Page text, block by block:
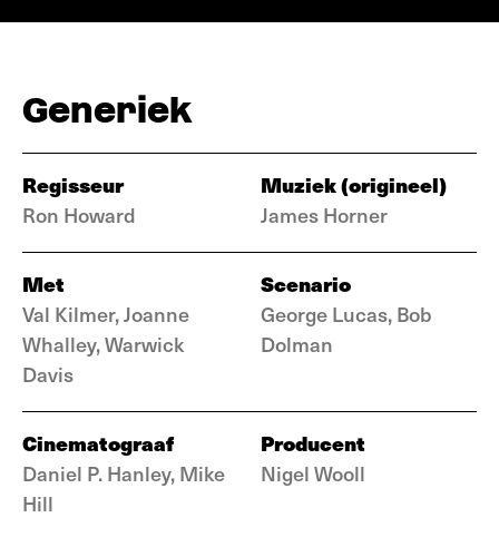
Generiek
Regisseur
Ron Howard
Muziek (origineel)
James Horner
Met
Val Kilmer, Joanne
Whalley, Warwick
Davis
Scenario
George Lucas, Bob
Dolman
Cinematograaf
Daniel P. Hanley, Mike
Hill
Producent
Nigel Wooll